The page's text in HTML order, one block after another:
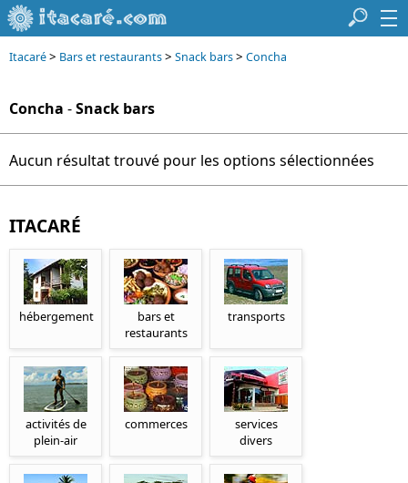
Itacaré> Bars et restaurants> Snack bars> Concha
Concha -Snack bars
Aucun résultat trouvé pour les options sélectionnées
ITACARÉ
hébergement
bars et
restaurants
transports
activités de
plein-air
commerces
services
divers